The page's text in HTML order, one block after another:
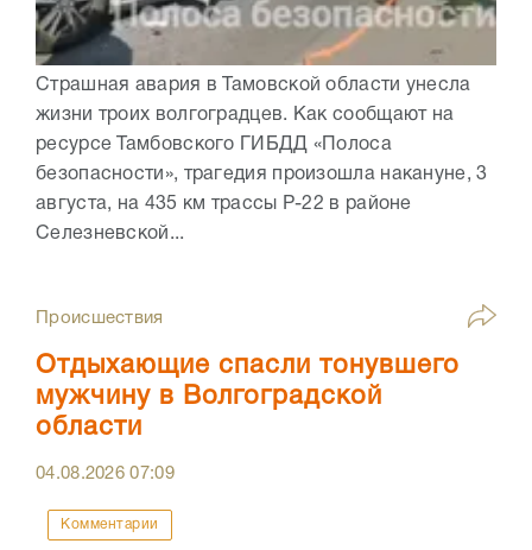
Страшная авария в Тамовской области унесла
жизни троих волгоградцев. Как сообщают на
ресурсе Тамбовского ГИБДД «Полоса
безопасности», трагедия произошла накануне, 3
августа, на 435 км трассы Р-22 в районе
Селезневской...
Происшествия
Отдыхающие спасли тонувшего
мужчину в Волгоградской
области
04.08.202607:09
Комментарии